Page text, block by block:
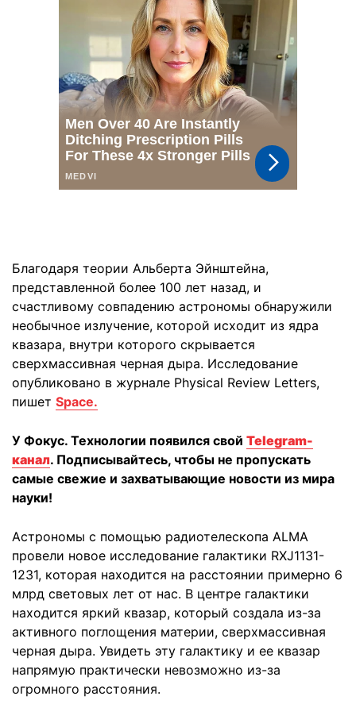
Благодаря теории Альберта Эйнштейна,
представленной более 100 лет назад, и
счастливому совпадению астрономы обнаружили
необычное излучение, которой исходит из ядра
квазара, внутри которого скрывается
сверхмассивная черная дыра. Исследование
опубликовано в журнале Physical Review Letters,
пишет Space.
У Фокус. Технологии появился свой Telegram-
канал. Подписывайтесь, чтобы не пропускать
самые свежие и захватывающие новости из мира
науки!
Астрономы с помощью радиотелескопа ALMA
провели новое исследование галактики RXJ1131-
1231, которая находится на расстоянии примерно 6
млрд световых лет от нас. В центре галактики
находится яркий квазар, который создала из-за
активного поглощения материи, сверхмассивная
черная дыра. Увидеть эту галактику и ее квазар
напрямую практически невозможно из-за
огромного расстояния.